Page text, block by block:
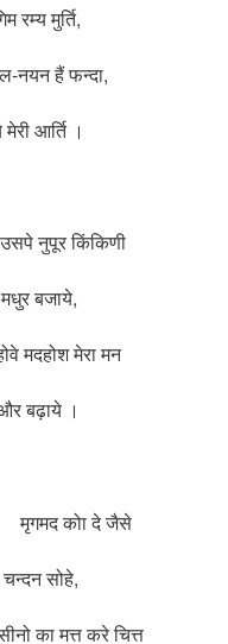
मुर्ति,
हैं फन्दा,
आर्ति ।
नुपूर किंकिणी
बजाये,
मेरा मन
।
कोा दे जैसे
सोहे,
का मत्त करे चित्त